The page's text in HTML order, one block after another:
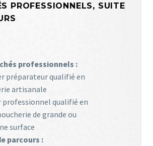
PROFESSIONNELS, SUITE
professionnels :
préparateur qualifié en
artisanale
professionnel qualifié en
de grande ou
surface
parcours :